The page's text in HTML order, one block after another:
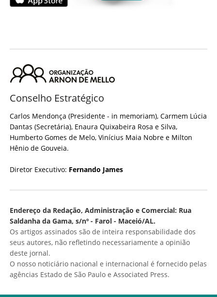
Conselho Estratégico
Carlos Mendonça (Presidente - in memoriam), Carmem Lúcia
Dantas (Secretária), Enaura Quixabeira Rosa e Silva,
Humberto Gomes de Melo, Vinícius Maia Nobre e Milton
Hênio de Gouveia.
Diretor Executivo: Fernando James
Endereço da Redação, Administração e Comercial: Rua
Saldanha da Gama, s/nº - Farol - Maceió/AL.
Os artigos assinados são de inteira responsabilidade dos
seus autores, não refletindo necessariamente a opinião
deste jornal.
O nosso noticiário nacional e internacional é fornecido pelas
agências Estado de São Paulo e Associated Press.